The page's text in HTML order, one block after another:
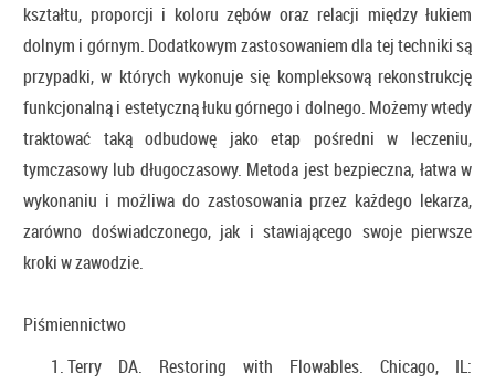
kształtu, proporcji i koloru zębów oraz relacji między łukiem
dolnym i górnym. Dodatkowym zastosowaniem dla tej techniki są
przypadki, w których wykonuje się kompleksową rekonstrukcję
funkcjonalną i estetyczną łuku górnego i dolnego. Możemy wtedy
traktować taką odbudowę jako etap pośredni w leczeniu,
tymczasowy lub długoczasowy. Metoda jest bezpieczna, łatwa w
wykonaniu i możliwa do zastosowania przez każdego lekarza,
zarówno doświadczonego, jak i stawiającego swoje pierwsze
kroki w zawodzie.
Piśmiennictwo
Terry DA. Restoring with Flowables. Chicago, IL: